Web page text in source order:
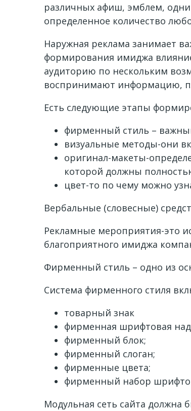
различных афиш, эмблем,
определенное количество
Наружная реклама занимает
формирования имиджа
аудиторию по нескольким
воспринимают информацию,
Есть следующие этапы
фирменный стиль –
визуальные методы-они
оригинал-макеты-
которой должны
цвет-то по чему можно
Вербальные (словесные)
Рекламные мероприятия-это
благоприятного имиджа
Фирменный стиль – одно из
Система фирменного стиля
товарный знак
фирменная шрифтовая
фирменный блок;
фирменный слоган;
фирменные цвета;
фирменный набор
Модульная сеть сайта должна